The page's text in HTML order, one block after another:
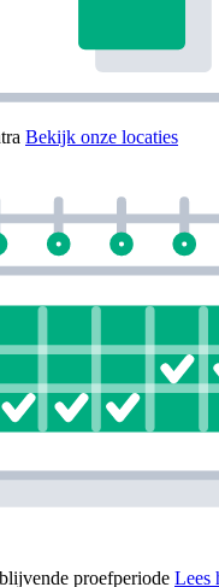
Bekijk onze locaties
proefperiode Lees